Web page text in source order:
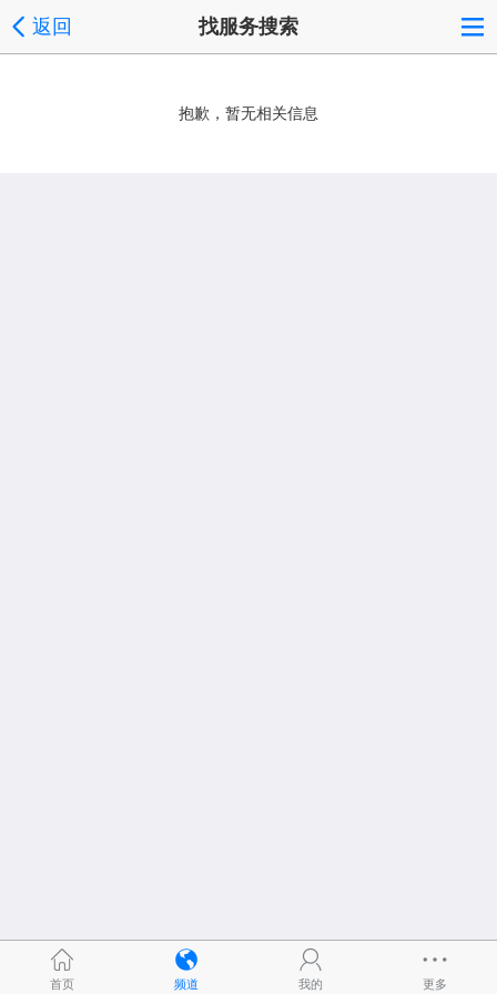
返回 找服务搜索
抱歉，暂无相关信息
首页 频道 我的 更多